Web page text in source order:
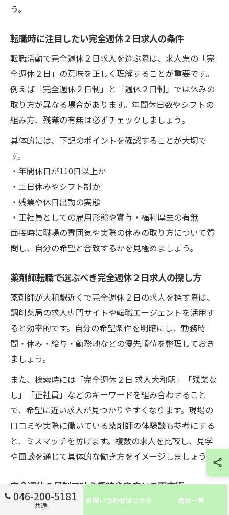
う。
転職時に注目したい完全週休２日求人の条件
転職活動で完全週休２日求人を選ぶ際は、求人票の「完
全週休２日」の意味を正しく理解することが重要です。
例えば「完全週休２日制」と「週休２日制」では休みの
取り方が異なる場合があります。年間休日数やシフトの
組み方、残業の有無は必ずチェックしましょう。
具体的には、下記のポイントを確認することが大切で
す。
・年間休日が110日以上か
・土日休みやシフト制か
・残業や休日出勤の実態
・正社員としての雇用形態や賞与・福利厚生の有無
面接時に職場の雰囲気や実際の休みの取り方について質
問し、自分の希望と合致するかを見極めましょう。
薬剤師転職で選ぶべき完全週休２日求人の探し方
薬剤師が大和駅近くで完全週休２日の求人を探す際は、
調剤薬局の求人専門サイトや転職エージェントを活用す
ると効率的です。自分の希望条件を明確にし、勤務時
間・休み・給与・勤務地などの優先順位を整理しておき
ましょう。
また、検索時には「完全週休２日 求人大和駅」「残業な
し」「正社員」などのキーワードを組み合わせること
で、希望に近い求人が見つかりやすくなります。現場の
口コミや実際に働いている薬剤師の体験談も参考にする
と、ミスマッチを防げます。複数の求人を比較し、見学
や面談を通じて具体的な働き方をイメージしましょう。
完全週休２日制で叶う趣味や家庭との両立術
完全週休２日制の職場では、計画的に休みが取得できる
046-200-5181
共通
お問い合わせはこちら 会社一覧